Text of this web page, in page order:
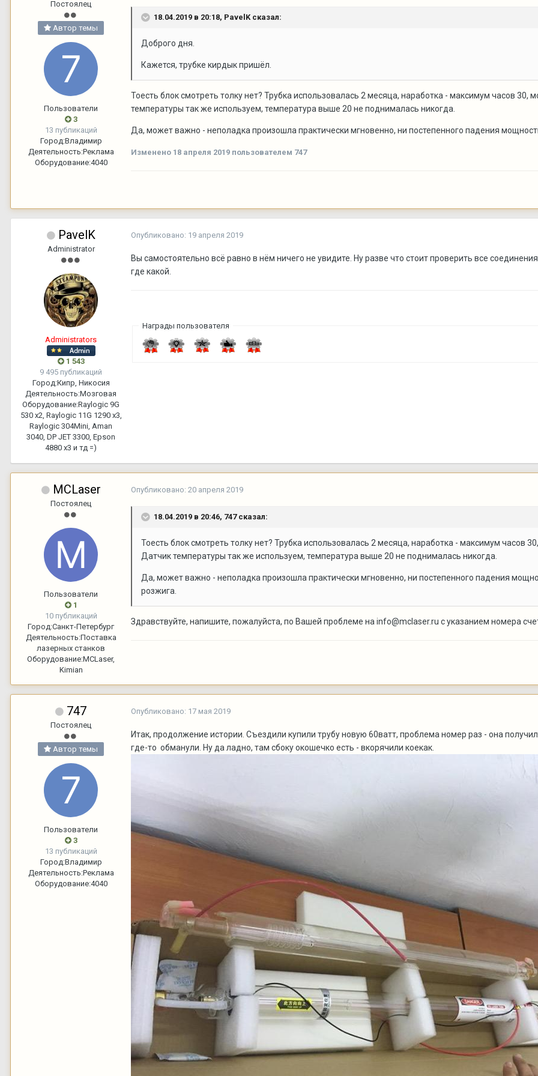
Постоялец
Автор темы
Пользователи
3
13 публикаций
Город:Владимир
Деятельность:Реклама
Оборудование:4040
18.04.2019 в 20:18, PavelK сказал:
Доброго дня.
Кажется, трубке кирдык пришёл.
Тоесть блок смотреть толку нет? Трубка использовалась 2 месяца, наработка - максимум часов
температуры так же используем, температура выше 20 не поднималась никогда.
Да, может важно - неполадка произошла практически мгновенно, ни постепенного падения
Изменено 18 апреля 2019 пользователем 747
PavelK
Administrator
Administrators
1 543
9 495 публикаций
Город:Кипр, Никосия
Деятельность:Мозговая
Оборудование:Raylogic 9G
530 х2, Raylogic 11G 1290 х3,
Raylogic 304Mini, Aman
3040, DP JET 3300, Epson
4880 x3 и тд =)
Опубликовано: 19 апреля 2019
Вы самостоятельно всё равно в нём ничего не увидите. Ну разве что стоит проверить все
где какой.
Награды пользователя
MCLaser
Постоялец
Пользователи
1
10 публикаций
Город:Санкт-Петербург
Деятельность:Поставка
лазерных станков
Оборудование:MCLaser,
Kimian
Опубликовано: 20 апреля 2019
18.04.2019 в 20:46, 747сказал:
Тоесть блок смотреть толку нет? Трубка использовалась 2 месяца, наработка - максимум часов
Датчик температуры так же используем, температура выше 20 не поднималась никогда.
Да, может важно - неполадка произошла практически мгновенно, ни постепенного падения
розжига.
Здравствуйте, напишите, пожалуйста, по Вашей проблеме на info@mclaser.ru с указанием номера
747
Постоялец
Автор темы
Пользователи
3
13 публикаций
Город:Владимир
Деятельность:Реклама
Оборудование:4040
Опубликовано: 17 мая 2019
Итак, продолжение истории. Съездили купили трубу новую 60ватт, проблема номер раз - она
где-то обманули. Ну да ладно, там сбоку окошечко есть - вкорячили коекак.